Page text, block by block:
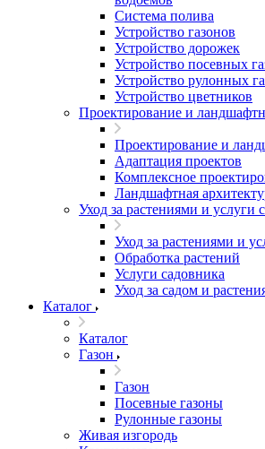
Система полива
Устройство газонов
Устройство дорожек
Устройство посевных
Устройство рулонных
Устройство цветников
Проектирование и
Проектирование и
Адаптация проектов
Комплексное
Ландшафтная
Уход за растениями и услуги
Уход за растениями и
Обработка растений
Услуги садовника
Уход за садом и
Каталог
Каталог
Газон
Газон
Посевные газоны
Рулонные газоны
Живая изгородь